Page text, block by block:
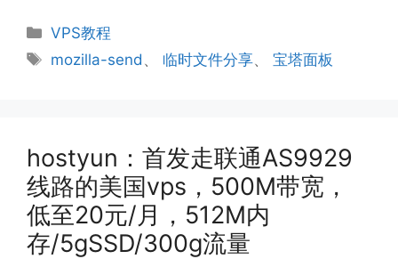
分
VPS教程
标
mozilla-send 、 临时文件分享、宝塔面板
hostyun：首发走联通AS9929
线路的美国vps，500M带宽，
低至20元/月，512M内
存/5gSSD/300g流量